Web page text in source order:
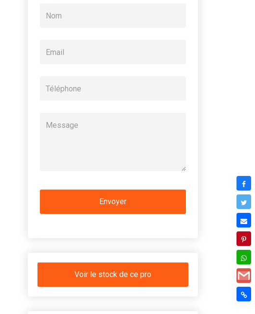
Voir le stock de ce pro